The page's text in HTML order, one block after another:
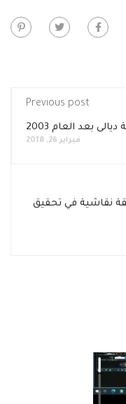
Previous post
بعد العام 2003
فبراير 26, 2018
نقاشية في تحقيق